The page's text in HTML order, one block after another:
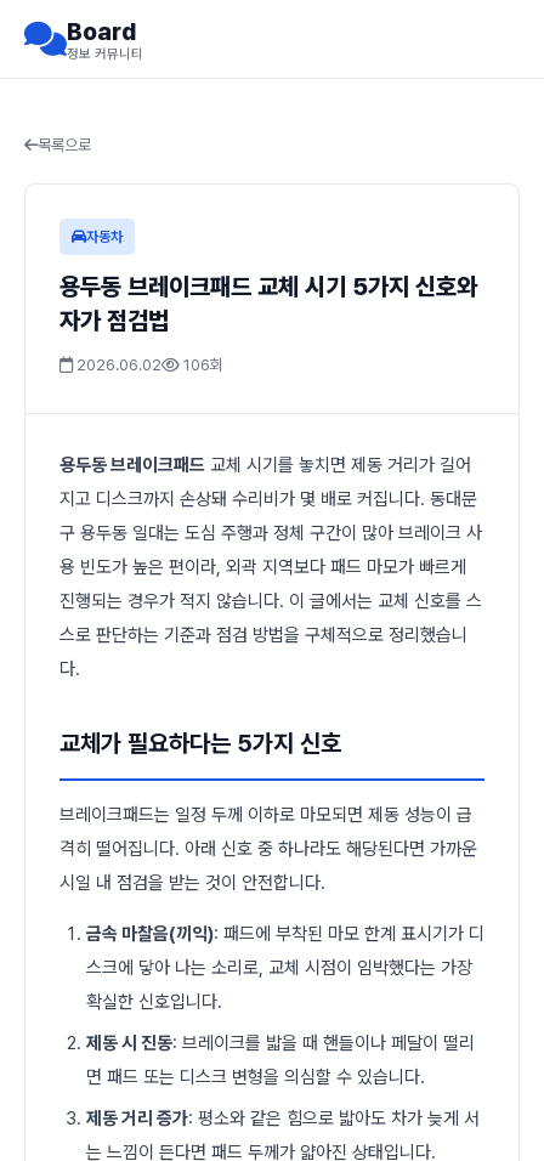
Board
정보 커뮤니티
목록으로
자동차
용두동 브레이크패드 교체 시기 5가지 신호와
자가 점검법
2026.06.02 106회
용두동 브레이크패드 교체 시기를 놓치면 제동 거리가 길어
지고 디스크까지 손상돼 수리비가 몇 배로 커집니다. 동대문
구 용두동 일대는 도심 주행과 정체 구간이 많아 브레이크 사
용 빈도가 높은 편이라, 외곽 지역보다 패드 마모가 빠르게
진행되는 경우가 적지 않습니다. 이 글에서는 교체 신호를 스
스로 판단하는 기준과 점검 방법을 구체적으로 정리했습니
다.
교체가 필요하다는 5가지 신호
브레이크패드는 일정 두께 이하로 마모되면 제동 성능이 급
격히 떨어집니다. 아래 신호 중 하나라도 해당된다면 가까운
시일 내 점검을 받는 것이 안전합니다.
금속 마찰음(끼익): 패드에 부착된 마모 한계 표시기가 디
스크에 닿아 나는 소리로, 교체 시점이 임박했다는 가장
확실한 신호입니다.
제동 시 진동: 브레이크를 밟을 때 핸들이나 페달이 떨리
면 패드 또는 디스크 변형을 의심할 수 있습니다.
제동 거리 증가: 평소와 같은 힘으로 밟아도 차가 늦게 서
는 느낌이 든다면 패드 두께가 얇아진 상태입니다.